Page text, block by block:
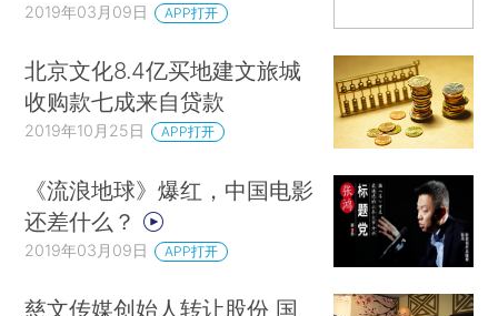
2019年03月09日 APP打开
北京文化8.4亿买地建文旅城
收购款七成来自贷款
2019年10月25日 APP打开
《流浪地球》爆红，中国电影
还差什么？
2019年03月09日 APP打开
慈文传媒创始人转让股份 国